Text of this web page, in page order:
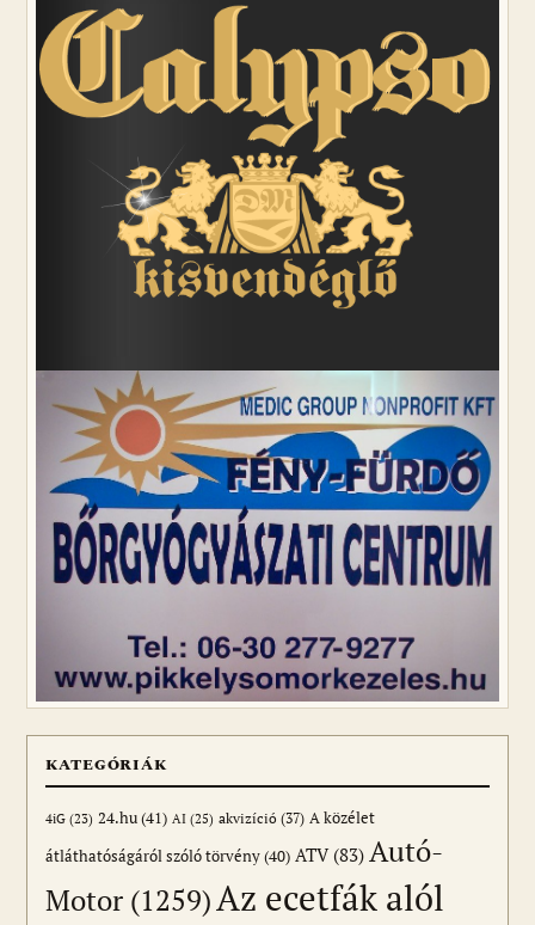
KATEGÓRIÁK
4iG (23) 24.hu(41) AI (25) akvizíció (37) A közélet
átláthatóságáról szóló törvény(40) ATV(83) Autó-
Motor (1259)Az ecetfák alól